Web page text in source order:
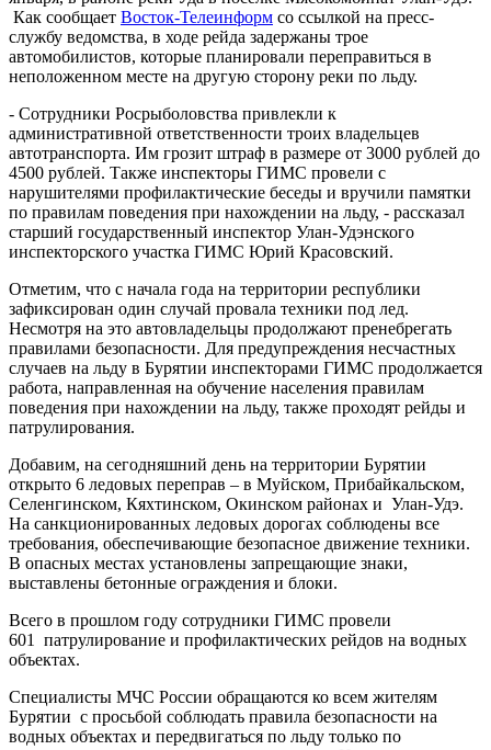
Как сообщает Восток-Телеинформ со ссылкой на пресс-
службу ведомства, в ходе рейда задержаны трое
автомобилистов, которые планировали переправиться в
неположенном месте на другую сторону реки по льду.
- Сотрудники Росрыболовства привлекли к
административной ответственности троих владельцев
автотранспорта. Им грозит штраф в размере от 3000 рублей до
4500 рублей. Также инспекторы ГИМС провели с
нарушителями профилактические беседы и вручили памятки
по правилам поведения при нахождении на льду, - рассказал
старший государственный инспектор Улан-Удэнского
инспекторского участка ГИМС Юрий Красовский.
Отметим, что с начала года на территории республики
зафиксирован один случай провала техники под лед.
Несмотря на это автовладельцы продолжают пренебрегать
правилами безопасности. Для предупреждения несчастных
случаев на льду в Бурятии инспекторами ГИМС продолжается
работа, направленная на обучение населения правилам
поведения при нахождении на льду, также проходят рейды и
патрулирования.
Добавим, на сегодняшний день на территории Бурятии
открыто 6 ледовых переправ – в Муйском, Прибайкальском,
Селенгинском, Кяхтинском, Окинском районах и Улан-Удэ.
На санкционированных ледовых дорогах соблюдены все
требования, обеспечивающие безопасное движение техники.
В опасных местах установлены запрещающие знаки,
выставлены бетонные ограждения и блоки.
Всего в прошлом году сотрудники ГИМС провели
601 патрулирование и профилактических рейдов на водных
объектах.
Специалисты МЧС России обращаются ко всем жителям
Бурятии с просьбой соблюдать правила безопасности на
водных объектах и передвигаться по льду только по